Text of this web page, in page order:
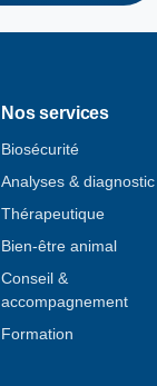
Nos services
Biosécurité
Analyses & diagnostic
Thérapeutique
Bien-être animal
Conseil &
accompagnement
Formation